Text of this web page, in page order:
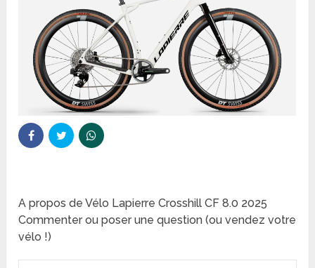
A propos de Vélo Lapierre Crosshill CF 8.0 2025
Commenter ou poser une question (ou vendez votre
vélo !)